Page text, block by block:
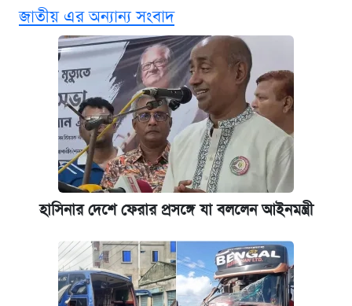
খান
কবে শুরু হচ্ছে ঢাবির ভর্তি আবেদন, জানাল কর্তৃপক্ষ
এক ক্লিকে জেনে নিন আইফোন ১৮ প্রো ম্যাক্সের
দাম ও ফিচার
আজকের বাজারে স্বর্ণের দাম (৪ আগস্ট)
নবম জাতীয় পে-স্কেল নিয়ে সর্বশেষ যা জানা গেল
কবে হবে মেডিকেল ভর্তি পরীক্ষা, জানা গেল যা
জাতীয় এর অন্যান্য সংবাদ
হাসিনার দেশে ফেরার প্রসঙ্গে যা বললেন আইনমন্ত্রী